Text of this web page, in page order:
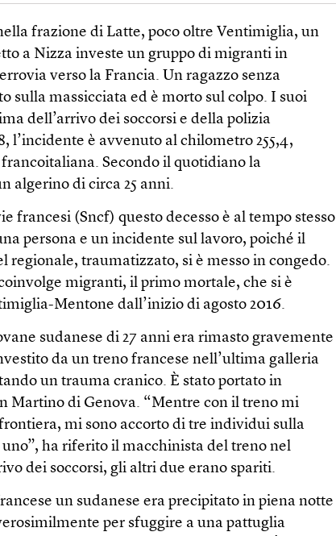
frazione di Latte, poco oltre Ventimiglia, un
a Nizza investe un gruppo di migranti in
verso la Francia. Un ragazzo senza
sulla massicciata ed è morto sul colpo. I suoi
dell’arrivo dei soccorsi e della polizia
l’incidente è avvenuto al chilometro 255,4,
Secondo il quotidiano la
algerino di circa 25 anni.
francesi (Sncf) questo decesso è al tempo stesso
persona e un incidente sul lavoro, poiché il
regionale, traumatizzato, si è messo in congedo.
migranti, il primo mortale, che si è
Mentone dall’inizio di agosto 2016.
sudanese di 27 anni era rimasto gravemente
da un treno francese nell’ultima galleria
un trauma cranico. È stato portato in
Martino di Genova. “Mentre con il treno mi
mi sono accorto di tre individui sulla
ha riferito il macchinista del treno nel
dei soccorsi, gli altri due erano spariti.
un sudanese era precipitato in piena notte
per sfuggire a una pattuglia